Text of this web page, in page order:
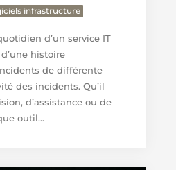
infrastructure
d’un service IT
histoire
de différente
des incidents. Qu’il
d’assistance ou de
outil...